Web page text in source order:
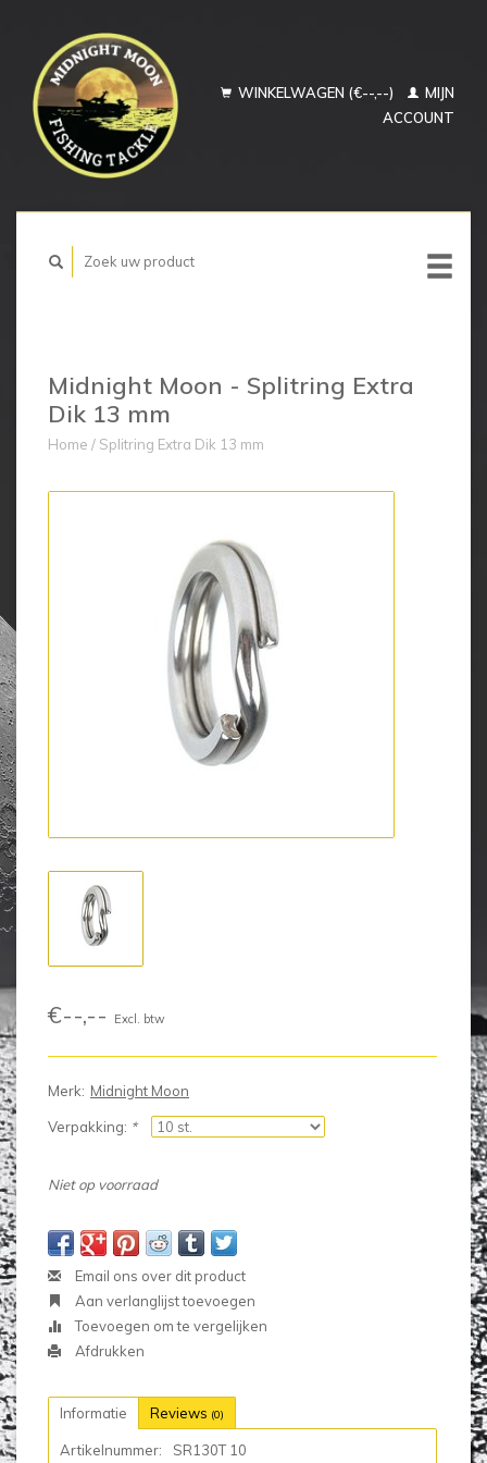
WINKELWAGEN (€--,--)
MIJN
ACCOUNT
Midnight Moon - Splitring Extra
Dik 13 mm
Home / Splitring Extra Dik 13 mm
€--,-- Excl. btw
Merk: Midnight Moon
Verpakking: *
Niet op voorraad
Email ons over dit product
Aan verlanglijst toevoegen
Toevoegen om te vergelijken
Afdrukken
Informatie Reviews (0)
Artikelnummer: SR130T 10